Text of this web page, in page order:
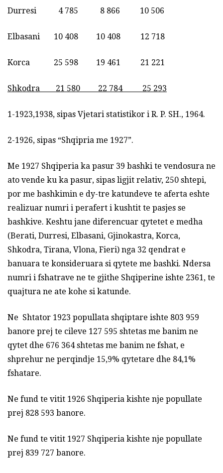
Durresi 4 785 8 866 10 506
Elbasani 10 408 10 408 12 718
Korca 25 598 19 461 21 221
Shkodra 21 580 22 784 25 293
1-1923,1938, sipas Vjetari statistikor i R. P. SH., 1964.
2-1926, sipas “Shqipria me 1927”.
Me 1927 Shqiperia ka pasur 39 bashki te vendosura ne
ato vende ku ka pasur, sipas ligjit relativ, 250 shtepi,
por me bashkimin e dy-tre katundeve te aferta eshte
realizuar numri i perafert i kushtit te pasjes se
bashkive. Keshtu jane diferencuar qytetet e medha
(Berati, Durresi, Elbasani, Gjinokastra, Korca,
Shkodra, Tirana, Vlona, Fieri) nga 32 qendrat e
banuara te konsideruara si qytete me bashki. Ndersa
numri i fshatrave ne te gjithe Shqiperine ishte 2361, te
quajtura ne ate kohe si katunde.
Ne Shtator 1923 popullata shqiptare ishte 803 959
banore prej te cileve 127 595 shtetas me banim ne
qytet dhe 676 364 shtetas me banim ne fshat, e
shprehur ne perqindje 15,9% qytetare dhe 84,1%
fshatare.
Ne fund te vitit 1926 Shqiperia kishte nje popullate
prej 828 593 banore.
Ne fund te vitit 1927 Shqiperia kishte nje popullate
prej 839 727 banore.